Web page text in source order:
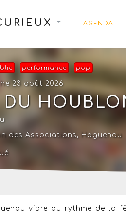
AGENDA
performance pop
23 août 2026
DU
des Associations, Haguenau
vibre au rythme de la